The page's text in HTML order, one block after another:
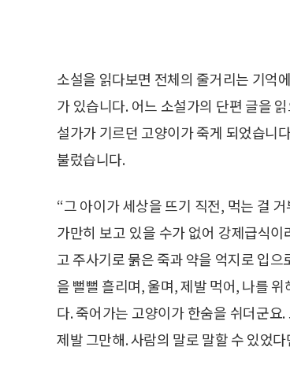
소설을 읽다보면 전체의 줄거리는 기억
가 있습니다. 어느 소설가의 단편 글을
설가가 기르던 고양이가 죽게 되었습니
불렀습니다.
“그 아이가 세상을 뜨기 직전, 먹는 걸
가만히 보고 있을 수가 없어 강제급식
고 주사기로 묽은 죽과 약을 억지로 입
을 뻘뻘 흘리며, 울며, 제발 먹어, 나를
다. 죽어가는 고양이가 한숨을 쉬더군
제발 그만해. 사람의 말로 말할 수 있었